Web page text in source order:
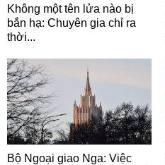
Không một tên lửa nào bị
bắn hạ: Chuyên gia chỉ ra
thời...
Bộ Ngoại giao Nga: Việc